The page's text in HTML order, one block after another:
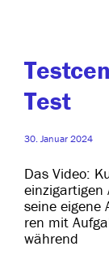
Test
30. Januar 2024
Das Video:
sei­ne
ren mit
während